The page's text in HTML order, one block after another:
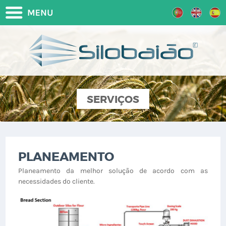
SERVIÇOS
PLANEAMENTO
Planeamento da melhor solução de acordo com as
necessidades do cliente.